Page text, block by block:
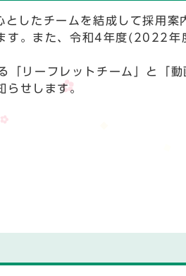
したチームを結成して採用案
す。また、令和4年度(2022年
リーフレットチーム」と「動
せします。